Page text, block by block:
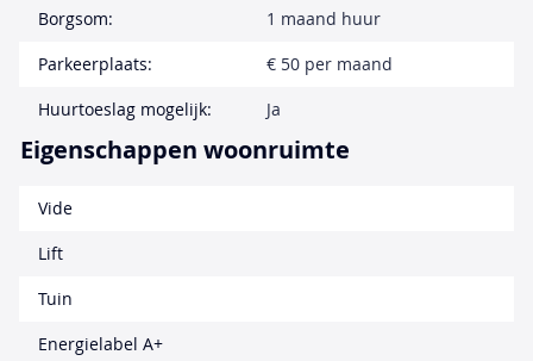
Borgsom:
1 maand huur
Parkeerplaats:
€ 50 per maand
Huurtoeslag mogelijk:
Ja
Eigenschappen woonruimte
Vide
Lift
Tuin
Energielabel A+